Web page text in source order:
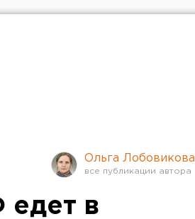
Ольга Лобовикова
едет в